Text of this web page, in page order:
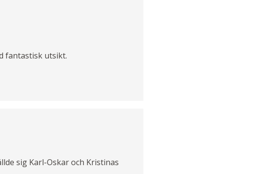
fantastisk utsikt.
sig Karl-Oskar och Kristinas